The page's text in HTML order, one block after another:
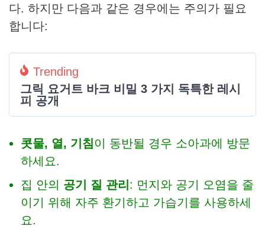
다. 하지만 다음과 같은 경우에는 주의가 필요
합니다:
Trending
그릭 요거트 바크 비밀 3 가지 독특한 레시
피 공개
콧물, 열, 기침이 동반될 경우 소아과에 방문
하세요.
집 안의 공기 질 관리 : 먼지와 공기 오염을 줄
이기 위해 자주 환기하고 가습기를 사용하세
요.